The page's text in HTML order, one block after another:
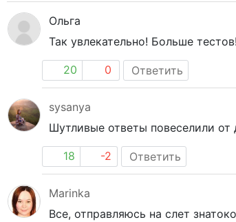
Ольга
Так увлекательно! Больше тестов!
20 0 Ответить
sysanya
Шутливые ответы повеселили
18 -2 Ответить
Marinka
Все, отправляюсь на слет